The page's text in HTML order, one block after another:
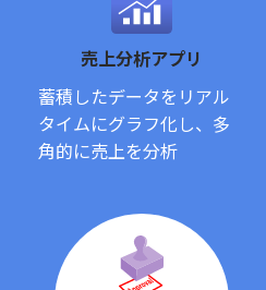
売上分析アプリ
蓄積したデータをリアル
タイムにグラフ化し、多
角的に売上を分析